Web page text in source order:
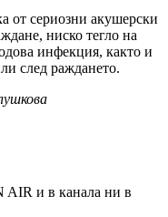
от сериозни акушерски
ниско тегло на
инфекция, както и
след раждането.
AIR и в канала ни в